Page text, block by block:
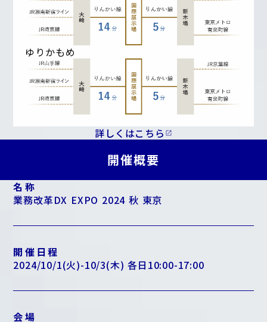
ゆりかもめ
詳しくはこちら open_in_new
開催概要
名称
業務改革DX EXPO 2024 秋 東京
開催日程
2024/10/1(火)-10/3(木) 各日10:00-17:00
会場